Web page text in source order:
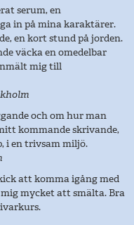
serum, en
in på mina karaktärer.
en kort stund på jorden.
väcka en omedelbar
mig till
och om hur man
kommande skrivande,
i en trivsam miljö.
att komma igång med
mycket att smälta. Bra